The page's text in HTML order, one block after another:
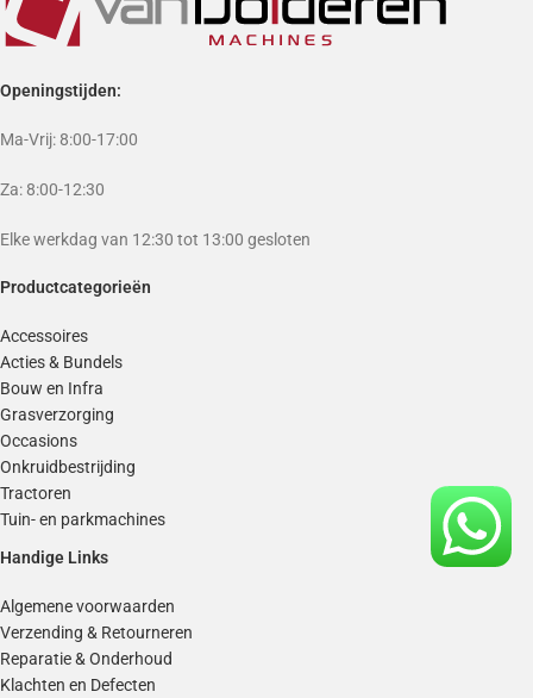
Openingstijden:
Ma-Vrij: 8:00-17:00
Za: 8:00-12:30
Elke werkdag van 12:30 tot 13:00 gesloten
Productcategorieën
Accessoires
Acties & Bundels
Bouw en Infra
Grasverzorging
Occasions
Onkruidbestrijding
Tractoren
Tuin- en parkmachines
Handige Links
Algemene voorwaarden
Verzending & Retourneren
Reparatie & Onderhoud
Klachten en Defecten